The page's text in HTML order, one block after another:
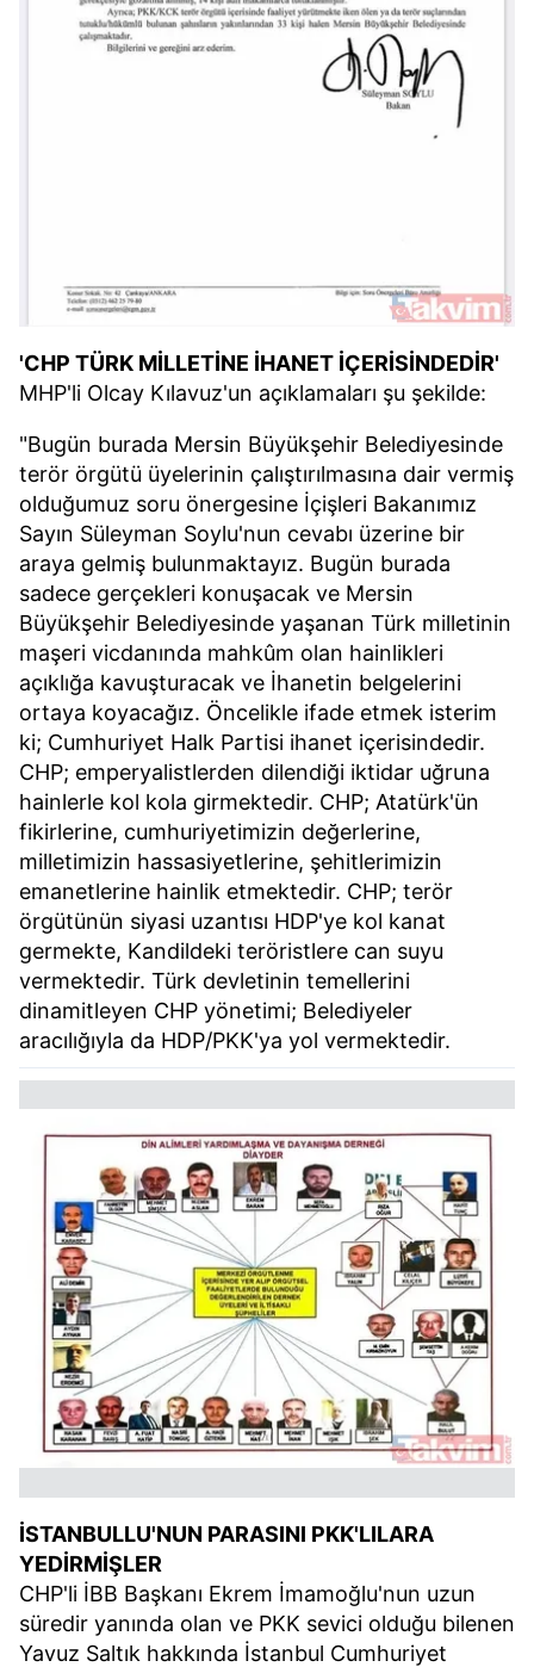
'CHP TÜRK MİLLETİNE İHANET İÇERİSİNDEDİR'
MHP'li Olcay Kılavuz'un açıklamaları şu şekilde:
"Bugün burada Mersin Büyükşehir Belediyesinde
terör örgütü üyelerinin çalıştırılmasına dair vermiş
olduğumuz soru önergesine İçişleri Bakanımız
Sayın Süleyman Soylu'nun cevabı üzerine bir
araya gelmiş bulunmaktayız. Bugün burada
sadece gerçekleri konuşacak ve Mersin
Büyükşehir Belediyesinde yaşanan Türk milletinin
maşeri vicdanında mahkûm olan hainlikleri
açıklığa kavuşturacak ve İhanetin belgelerini
ortaya koyacağız. Öncelikle ifade etmek isterim
ki; Cumhuriyet Halk Partisi ihanet içerisindedir.
CHP; emperyalistlerden dilendiği iktidar uğruna
hainlerle kol kola girmektedir. CHP; Atatürk'ün
fikirlerine, cumhuriyetimizin değerlerine,
milletimizin hassasiyetlerine, şehitlerimizin
emanetlerine hainlik etmektedir. CHP; terör
örgütünün siyasi uzantısı HDP'ye kol kanat
germekte, Kandildeki teröristlere can suyu
vermektedir. Türk devletinin temellerini
dinamitleyen CHP yönetimi; Belediyeler
aracılığıyla da HDP/PKK'ya yol vermektedir.
İSTANBULLU'NUN PARASINI PKK'LILARA
YEDİRMİŞLER
CHP'li İBB Başkanı Ekrem İmamoğlu'nun uzun
süredir yanında olan ve PKK sevici olduğu bilenen
Yavuz Saltık hakkında İstanbul Cumhuriyet